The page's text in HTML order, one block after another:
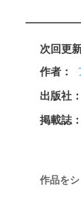
次回更
作者
出版社
掲載誌
作品を